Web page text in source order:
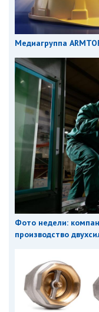
Медиагруппа
Фото недели:
производство